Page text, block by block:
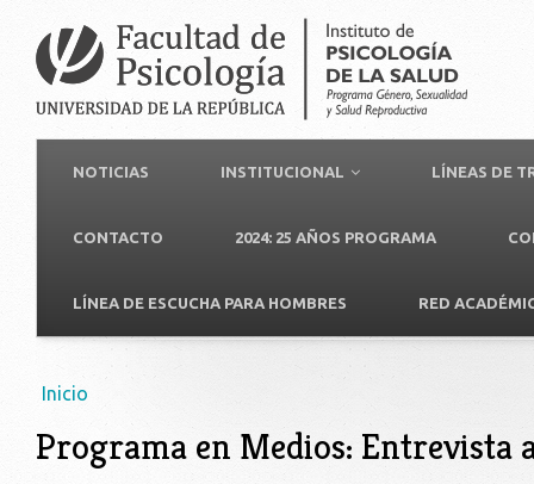
NOTICIAS INSTITUCIONAL LÍNEAS DE
CONTACTO 2024: 25 AÑOS PROGRAMA
LÍNEA DE ESCUCHA PARA HOMBRES RED
Usted está aquí
Inicio
Programa en Medios: Entrevista